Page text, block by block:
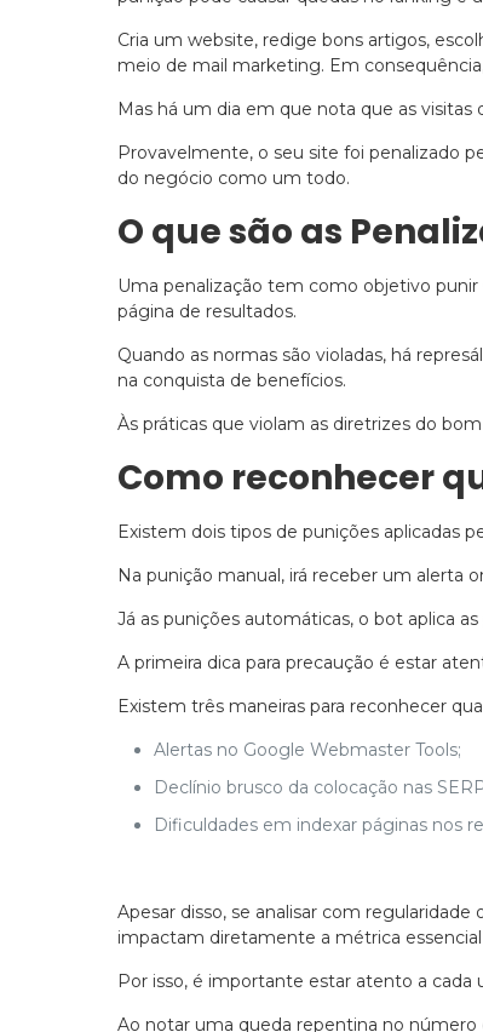
Cria um website, redige bons artigos,
meio de mail marketing. Em
Mas há um dia em que nota que as visitas
Provavelmente, o seu site foi penalizado
do negócio como um todo.
O que são as
Uma penalização tem como objetivo
página de resultados.
Quando as normas são violadas, há
na conquista de benefícios.
Às práticas que violam as diretrizes do
Como reconhecer
Existem dois tipos de punições aplicadas
Na punição manual, irá receber um alerta
Já as punições automáticas, o bot aplica
A primeira dica para precaução é estar
Existem três maneiras para reconhecer
Alertas no Google Webmaster Tools;
Declínio brusco da colocação nas
Dificuldades em indexar páginas nos
Apesar disso, se analisar com
impactam diretamente a métrica
Por isso, é importante estar atento a
Ao notar uma queda repentina no número